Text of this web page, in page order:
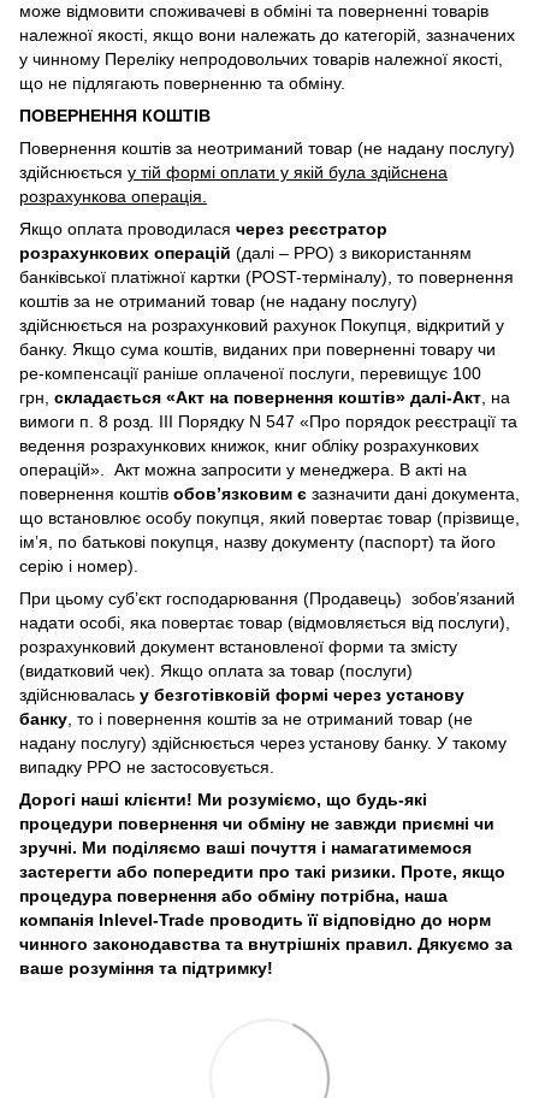
може відмовити споживачеві в обміні та поверненні товарів
належної якості, якщо вони належать до категорій, зазначених
у чинному Переліку непродовольчих товарів належної якості,
що не підлягають поверненню та обміну.
ПОВЕРНЕННЯ КОШТІВ
Повернення коштів за неотриманий товар (не надану послугу)
здійснюється у тій формі оплати у якій була здійснена
розрахункова операція.
Якщо оплата проводилася через реєстратор
розрахункових операцій (далі – РРО) з використанням
банківської платіжної картки (POST-терміналу), то повернення
коштів за не отриманий товар (не надану послугу)
здійснюється на розрахунковий рахунок Покупця, відкритий у
банку. Якщо сума коштів, виданих при поверненні товару чи
ре-компенсації раніше оплаченої послуги, перевищує 100
грн, складається «Акт на повернення коштів» далі-Акт, на
вимоги п. 8 розд. III Порядку N 547 «Про порядок реєстрації та
ведення розрахункових книжок, книг обліку розрахункових
операцій». Акт можна запросити у менеджера. В акті на
повернення коштів обов’язковим є зазначити дані документа,
що встановлює особу покупця, який повертає товар (прізвище,
ім’я, по батькові покупця, назву документу (паспорт) та його
серію і номер).
При цьому суб’єкт господарювання (Продавець) зобов’язаний
надати особі, яка повертає товар (відмовляється від послуги),
розрахунковий документ встановленої форми та змісту
(видатковий чек). Якщо оплата за товар (послуги)
здійснювалась у безготівковій формі через установу
банку, то і повернення коштів за не отриманий товар (не
надану послугу) здійснюється через установу банку. У такому
випадку РРО не застосовується.
Дорогі наші клієнти! Ми розуміємо, що будь-які
процедури повернення чи обміну не завжди приємні чи
зручні. Ми поділяємо ваші почуття і намагатимемося
застерегти або попередити про такі ризики. Проте, якщо
процедура повернення або обміну потрібна, наша
компанія Inlevel-Trade проводить її відповідно до норм
чинного законодавства та внутрішніх правил. Дякуємо за
ваше розуміння та підтримку!